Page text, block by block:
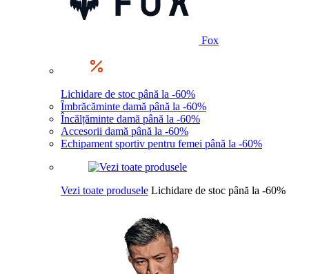
Fox
Lichidare de stoc până la -60%
Îmbrăcăminte damă până la -60%
Încălțăminte damă până la -60%
Accesorii damă până la -60%
Echipament sportiv pentru femei până la -60%
Vezi toate produsele Lichidare de stoc până la -60%